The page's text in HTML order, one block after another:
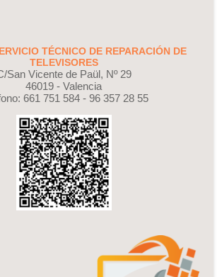
TÉCNICO DE REPARACIÓN DE
TELEVISORES
San Vicente de Paül, Nº 29
46019 - Valencia
661 751 584 - 96 357 28 55